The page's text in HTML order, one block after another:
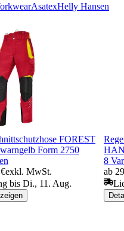
AsatexHelly Hansen
FOREST
Form 2750
exkl. MwSt.
bis Di., 11. Aug.
8
ab